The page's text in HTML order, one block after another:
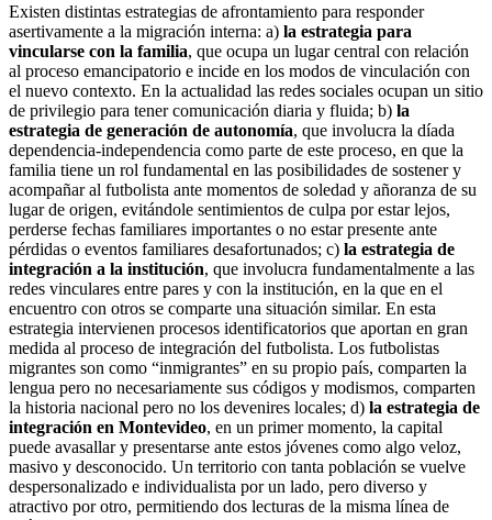
Existen distintas estrategias de afrontamiento para responder
asertivamente a la migración interna: a) la estrategia para
vincularse con la familia, que ocupa un lugar central con relación
al proceso emancipatorio e incide en los modos de vinculación con
el nuevo contexto. En la actualidad las redes sociales ocupan un sitio
de privilegio para tener comunicación diaria y fluida; b) la
estrategia de generación de autonomía, que involucra la díada
dependencia-independencia como parte de este proceso, en que la
familia tiene un rol fundamental en las posibilidades de sostener y
acompañar al futbolista ante momentos de soledad y añoranza de su
lugar de origen, evitándole sentimientos de culpa por estar lejos,
perderse fechas familiares importantes o no estar presente ante
pérdidas o eventos familiares desafortunados; c) la estrategia de
integración a la institución, que involucra fundamentalmente a las
redes vinculares entre pares y con la institución, en la que en el
encuentro con otros se comparte una situación similar. En esta
estrategia intervienen procesos identificatorios que aportan en gran
medida al proceso de integración del futbolista. Los futbolistas
migrantes son como “inmigrantes” en su propio país, comparten la
lengua pero no necesariamente sus códigos y modismos, comparten
la historia nacional pero no los devenires locales; d) la estrategia de
integración en Montevideo, en un primer momento, la capital
puede avasallar y presentarse ante estos jóvenes como algo veloz,
masivo y desconocido. Un territorio con tanta población se vuelve
despersonalizado e individualista por un lado, pero diverso y
atractivo por otro, permitiendo dos lecturas de la misma línea de